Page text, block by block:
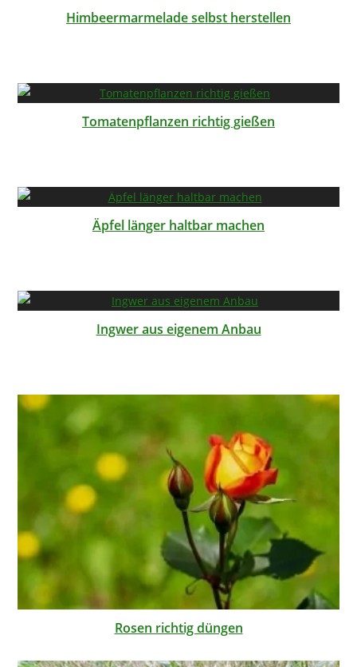
Himbeermarmelade selbst herstellen
Tomatenpflanzen richtig gießen
Äpfel länger haltbar machen
Ingwer aus eigenem Anbau
Rosen richtig düngen